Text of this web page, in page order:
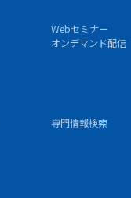
Webセミナー
オンデマンド配信
専門情報検索